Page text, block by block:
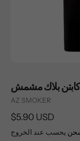
بلاك مشمش
Vendor
AZ SMOKER
السعر
العادي
$5.90 USD
يحسب عند الخروج